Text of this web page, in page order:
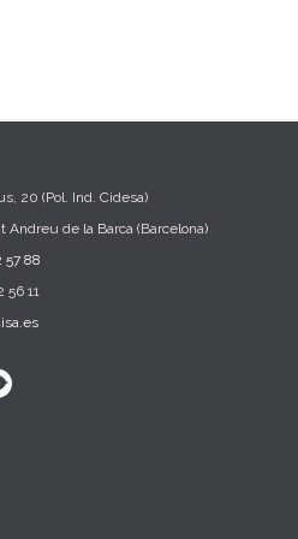
20 (Pol. Ind. Cidesa)
Andreu de la Barca (Barcelona)
57 88
56 11